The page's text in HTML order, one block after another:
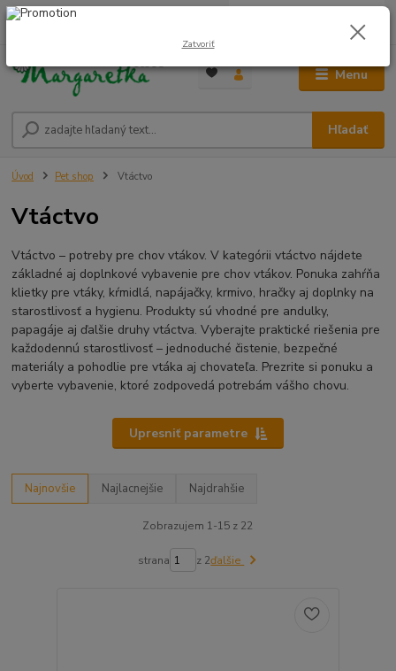
Menu
Hľadať
0948 236 042
0,00 €
Úvod Pet shop Vtáctvo
Vtáctvo
Vtáctvo – potreby pre chov vtákov. V kategórii vtáctvo nájdete
základné aj doplnkové vybavenie pre chov vtákov. Ponuka zahŕňa
klietky pre vtáky, kŕmidlá, napájačky, krmivo, hračky aj doplnky na
starostlivosť a hygienu. Produkty sú vhodné pre andulky,
papagáje aj ďalšie druhy vtáctva. Vyberajte praktické riešenia pre
každodennú starostlivosť – jednoduché čistenie, bezpečné
materiály a pohodlie pre vtáka aj chovateľa. Prezrite si ponuku a
vyberte vybavenie, ktoré zodpovedá potrebám vášho chovu.
Upresniť parametre
Najnovšie Najlacnejšie Najdrahšie
Zobrazujem 1-15 z 22
strana z 2ďalšie
Zatvoriť